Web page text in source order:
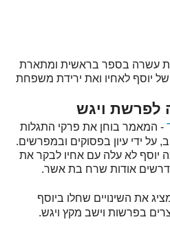
עשרה בספר בראשית ומתארת
יוסף לאחיו ואת ירידת משפחת
לפרשת ויגש
- המאמר בוחן את פרקי התגלות
על ידי עיון בפסוקים ובמפרשים.
יוסף לא עלה עם אחיו לבקר את
אודות שרח בת אשר.
את השינויים שחלו ביוסף
בפרשות וישב מקץ ויגש.